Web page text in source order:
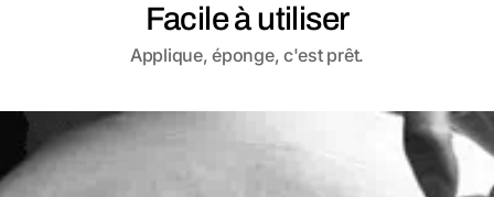
Facile à utiliser
Applique, éponge, c'est prêt.